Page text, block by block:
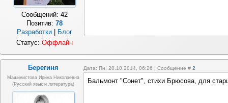
Сообщений:42
Позитив:78
Разработки
Блог
Статус:Оффлайн
Берегиня Дата: Пн, 20.10.2014, 06:26 | Сообщение # 2
Машинистова Ирина Николаевна
(русский язык и литература)
Бальмонт "Сонет", стихи Брюсова, для